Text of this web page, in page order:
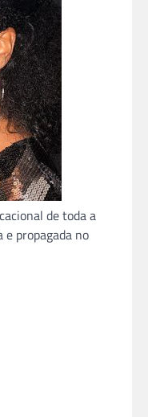
de toda a
propagada no